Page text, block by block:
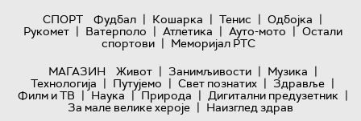
СПОРТ
Фудбал | Кошарка | Тенис | Одбојка |
Рукомет | Ватерполо | Атлетика | Ауто-мото | Остали
спортови | Меморијал РТС
МАГАЗИН
Живот | Занимљивости | Музика |
Технологијa | Путујемо | Свет познатих | Здравље |
Филм и ТВ | Наука | Природа | Дигитални предузетник |
За мале велике хероје | Наизглед здрав